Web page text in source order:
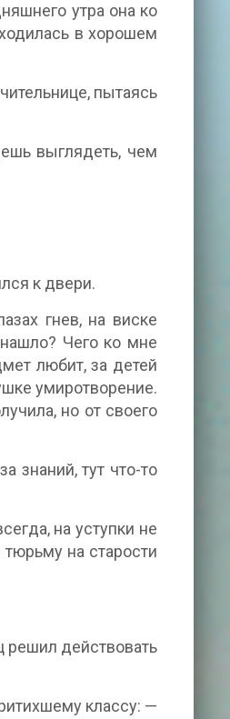
утра она ко
в хорошем
пытаясь
выглядеть, чем
к двери.
гнев, на виске
Чего ко мне
любит, за детей
умиротворение.
но от своего
знаний, тут что-то
на уступки не
на старости
решил действовать
классу: —